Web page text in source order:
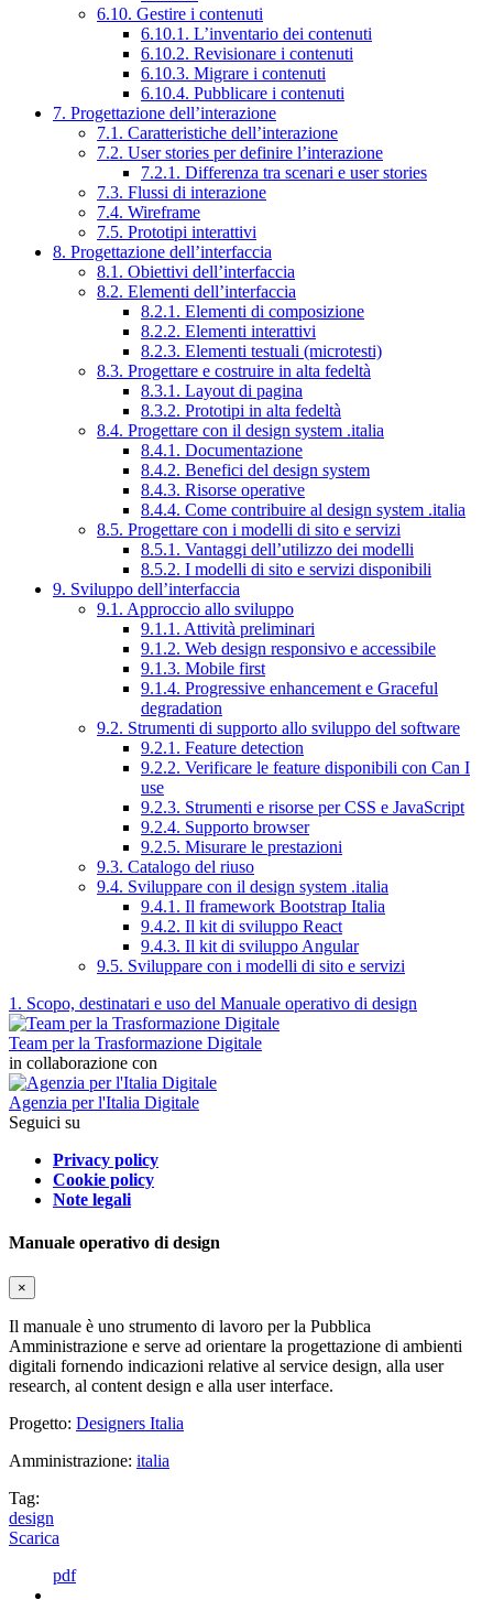
6.10. Gestire i contenuti
6.10.1. L’inventario dei contenuti
6.10.2. Revisionare i contenuti
6.10.3. Migrare i contenuti
6.10.4. Pubblicare i contenuti
7. Progettazione dell’interazione
7.1. Caratteristiche dell’interazione
7.2. User stories per definire l’interazione
7.2.1. Differenza tra scenari e user stories
7.3. Flussi di interazione
7.4. Wireframe
7.5. Prototipi interattivi
8. Progettazione dell’interfaccia
8.1. Obiettivi dell’interfaccia
8.2. Elementi dell’interfaccia
8.2.1. Elementi di composizione
8.2.2. Elementi interattivi
8.2.3. Elementi testuali (microtesti)
8.3. Progettare e costruire in alta fedeltà
8.3.1. Layout di pagina
8.3.2. Prototipi in alta fedeltà
8.4. Progettare con il design system .italia
8.4.1. Documentazione
8.4.2. Benefici del design system
8.4.3. Risorse operative
8.4.4. Come contribuire al design system .italia
8.5. Progettare con i modelli di sito e servizi
8.5.1. Vantaggi dell’utilizzo dei modelli
8.5.2. I modelli di sito e servizi disponibili
9. Sviluppo dell’interfaccia
9.1. Approccio allo sviluppo
9.1.1. Attività preliminari
9.1.2. Web design responsivo e accessibile
9.1.3. Mobile first
9.1.4. Progressive enhancement e Graceful
degradation
9.2. Strumenti di supporto allo sviluppo del software
9.2.1. Feature detection
9.2.2. Verificare le feature disponibili con Can I
use
9.2.3. Strumenti e risorse per CSS e JavaScript
9.2.4. Supporto browser
9.2.5. Misurare le prestazioni
9.3. Catalogo del riuso
9.4. Sviluppare con il design system .italia
9.4.1. Il framework Bootstrap Italia
9.4.2. Il kit di sviluppo React
9.4.3. Il kit di sviluppo Angular
9.5. Sviluppare con i modelli di sito e servizi
1. Scopo, destinatari e uso del Manuale operativo di design
Team per la Trasformazione Digitale
in collaborazione con
Agenzia per l'Italia Digitale
Seguici su
Privacy policy
Cookie policy
Note legali
Manuale operativo di design
×
Il manuale è uno strumento di lavoro per la Pubblica
Amministrazione e serve ad orientare la progettazione di ambienti
digitali fornendo indicazioni relative al service design, alla user
research, al content design e alla user interface.
Progetto: Designers Italia
Amministrazione: italia
Tag:
design
Scarica
pdf